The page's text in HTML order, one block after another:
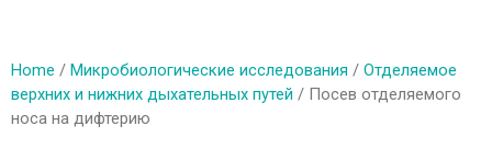
Home / Микробиологические исследования / Отделяемое
верхних и нижних дыхательных путей / Посев отделяемого
носа на дифтерию